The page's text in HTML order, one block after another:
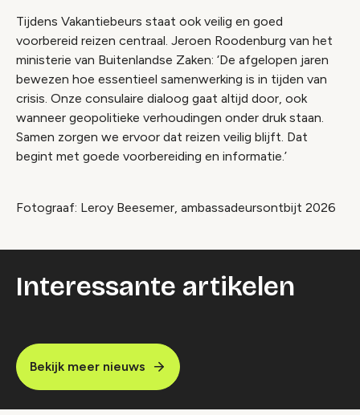
Tijdens Vakantiebeurs staat ook veilig en goed
voorbereid reizen centraal. Jeroen Roodenburg van het
ministerie van Buitenlandse Zaken: ‘De afgelopen jaren
bewezen hoe essentieel samenwerking is in tijden van
crisis. Onze consulaire dialoog gaat altijd door, ook
wanneer geopolitieke verhoudingen onder druk staan.
Samen zorgen we ervoor dat reizen veilig blijft. Dat
begint met goede voorbereiding en informatie.’
Fotograaf: Leroy Beesemer, ambassadeursontbijt 2026
Interessante artikelen
Bekijk meer nieuws